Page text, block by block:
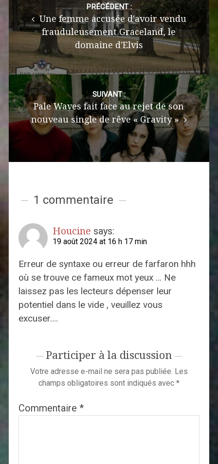
navigation
PRÉCÉDENT :
Une femme accusée d'avoir vendu
frauduleusement Graceland, le
domaine d'Elvis
SUIVANT :
Pale Waves fait face au rejet de son
nouveau single de rêve « Gravity »
1 commentaire
Houcine says:
19 août 2024 at 16 h 17 min
Erreur de syntaxe ou erreur de farfaron hhh
où se trouve ce fameux mot yeux … Ne
laissez pas les lecteurs dépenser leur
potentiel dans le vide , veuillez vous
excuser….
Participer à la discussion
Votre adresse e-mail ne sera pas publiée. Les
champs obligatoires sont indiqués avec *
Commentaire *